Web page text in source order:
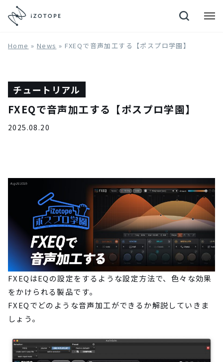
Home » News » FXEQで音声加工する【ポスプロ学園】
チュートリアル
FXEQで音声加工する【ポスプロ学園】
2025.08.20
FXEQはEQの設定をするような設定方法で、色々な効果
をかけられる製品です。
FXEQでどのような音声加工ができるか解説していきま
しょう。